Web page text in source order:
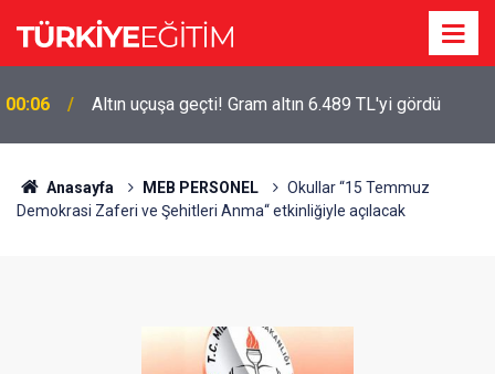
00:06 Altın uçuşa geçti! Gram altın 6.489 TL'yi gördü
Anasayfa MEB PERSONEL
Okullar “15 Temmuz
Demokrasi Zaferi ve Şehitleri Anma“ etkinliğiyle açılacak